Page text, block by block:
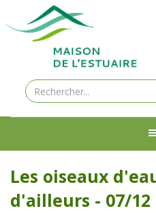
Les oiseaux
d'ailleurs - 07/12